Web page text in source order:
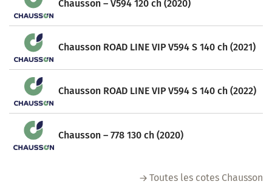
Chausson – V594 120 ch (2020)
Chausson ROAD LINE VIP V594 S 140 ch (2021)
Chausson ROAD LINE VIP V594 S 140 ch (2022)
Chausson – 778 130 ch (2020)
Toutes les cotes Chausson